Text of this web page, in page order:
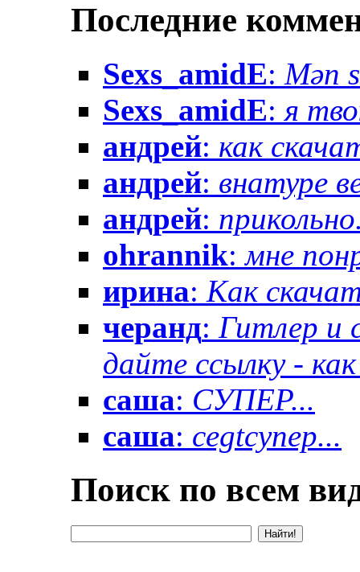
Последние
Sexs_amidE: Mən
Sexs_amidE: я
андрей: как
андрей: внатуре
андрей:
ohrannik:мне
ирина: Как
черанд: Гитлер и
дайте ссылку -
саша: СУПЕР...
саша: cegtсупер...
Поиск по всем